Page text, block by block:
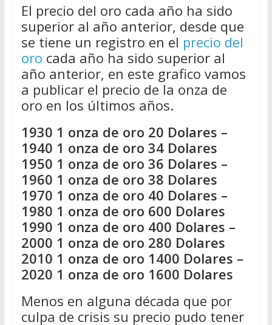
El precio del oro cada año ha sido
superior al año anterior, desde que
se tiene un registro en el precio del
oro cada año ha sido superior al
año anterior, en este grafico vamos
a publicar el precio de la onza de
oro en los últimos años.
1930 1 onza de oro 20 Dolares –
1940 1 onza de oro 34 Dolares
1950 1 onza de oro 36 Dolares –
1960 1 onza de oro 38 Dolares
1970 1 onza de oro 40 Dolares –
1980 1 onza de oro 600 Dolares
1990 1 onza de oro 400 Dolares –
2000 1 onza de oro 280 Dolares
2010 1 onza de oro 1400 Dolares –
2020 1 onza de oro 1600 Dolares
Menos en alguna década que por
culpa de crisis su precio pudo tener